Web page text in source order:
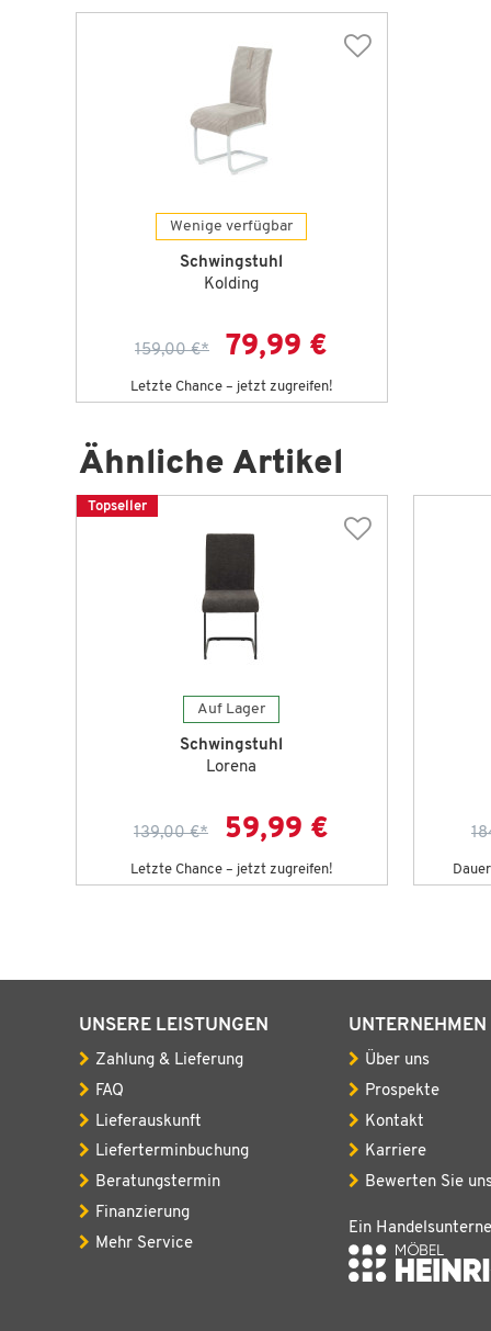
Wenige verfügbar
Schwingstuhl
Kolding
159,00 €* 79,99 €
Letzte Chance – jetzt zugreifen!
Ähnliche Artikel
Topseller
Auf Lager
Schwingstuhl
Lorena
139,00 €* 59,99 €
Letzte Chance – jetzt zugreifen!
UNSERE LEISTUNGEN
Zahlung & Lieferung
FAQ
Lieferauskunft
Lieferterminbuchung
Beratungstermin
Finanzierung
Mehr Service
UNTERNEHMEN
Über uns
Prospekte
Kontakt
Karriere
Bewerten Sie
Ein